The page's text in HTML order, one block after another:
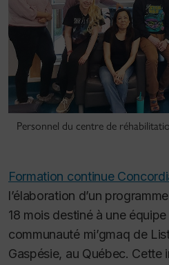
Personnel du centre de
Formation continue
l’élaboration d’un
18 mois destiné à une
communauté mi’gmaq de
Gaspésie, au Québec. Cette